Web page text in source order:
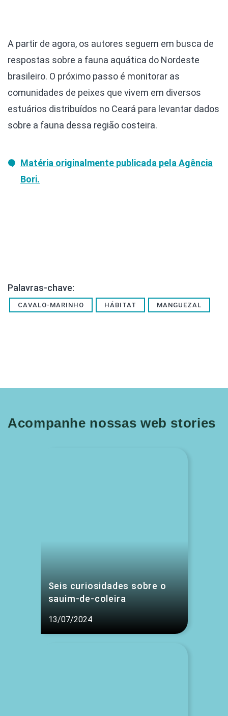
A partir de agora, os autores seguem em busca de
respostas sobre a fauna aquática do Nordeste
brasileiro. O próximo passo é monitorar as
comunidades de peixes que vivem em diversos
estuários distribuídos no Ceará para levantar dados
sobre a fauna dessa região costeira.
Matéria originalmente publicada pela Agência
Bori.
Palavras-chave:
CAVALO-MARINHO HÁBITAT MANGUEZAL
Acompanhe nossas web stories
Seis curiosidades sobre o
sauim-de-coleira
13/07/2024